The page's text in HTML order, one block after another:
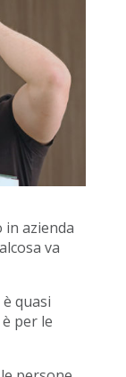
in azienda
va
quasi
per le